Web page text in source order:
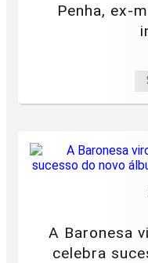
Penha, ex-
A Baronesa
celebra